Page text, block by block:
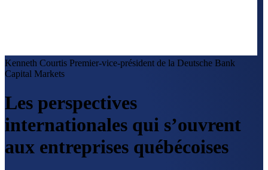
Kenneth Courtis Premier-vice-président de la Deutsche Bank
Capital Markets
Les perspectives
internationales qui s’ouvrent
aux entreprises québécoises